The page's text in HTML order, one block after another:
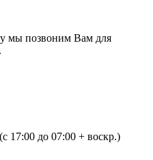
мы позвоним Вам для
(с 17:00 до 07:00 + воскр.)